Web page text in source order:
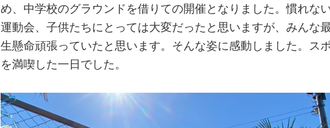
め、中学校のグラウンドを借りての開催となりました。慣れな
運動会、子供たちにとっては大変だったと思いますが、みんな
生懸命頑張っていたと思います。そんな姿に感動しました。ス
を満喫した一日でした。